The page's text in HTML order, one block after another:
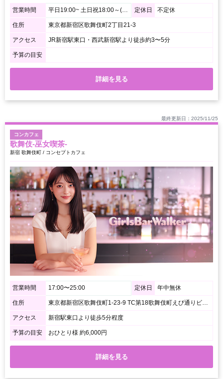
営業時間 平日19:00~ 土日祝18:00～(LO.4:30) 定休日 不定休
住所 東京都新宿区歌舞伎町2丁目21-3
アクセス JR新宿駅東口・西武新宿駅より徒歩約3〜5分
予算の目安
詳細を見る
最終更新日：2025/11/25
コンカフェ
歌舞伎-巫女喫茶-
新宿 歌舞伎町 / コンセプトカフェ
営業時間 17:00〜25:00 定休日 年中無休
住所
アクセス 新宿駅東口より徒歩5分程度
予算の目安 おひとり様 約6,000円
詳細を見る